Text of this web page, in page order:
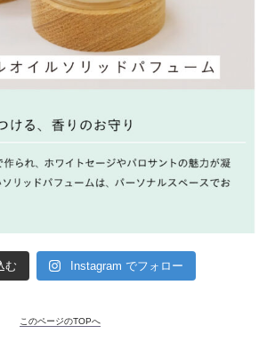
む Instagram でフォロー
このページのTOPへ